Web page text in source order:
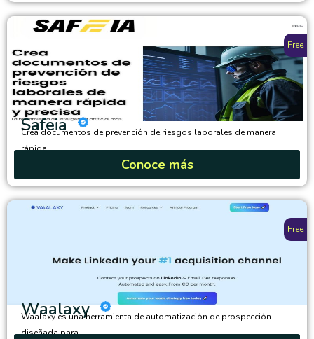
Safeia
Crea documentos de prevención de riesgos laborales de manera
rápida...
Conoce más
Free
Waalaxy
Waalaxy es una herramienta de automatización de prospección
diseñada para...
Free